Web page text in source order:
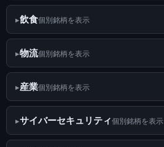
飲食個別銘柄を表示
物流個別銘柄を表示
産業個別銘柄を表示
サイバーセキュリティ個別銘柄を表示